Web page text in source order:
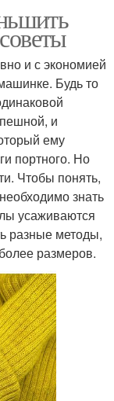
и с экономией
Будь то
и
ему
портного. Но
Чтобы понять,
знать
усаживаются
разные методы,
размеров.